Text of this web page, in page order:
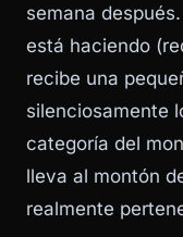
semana
está haciendo
recibe una
silenciosamente
categoría del
lleva al montón
realmente